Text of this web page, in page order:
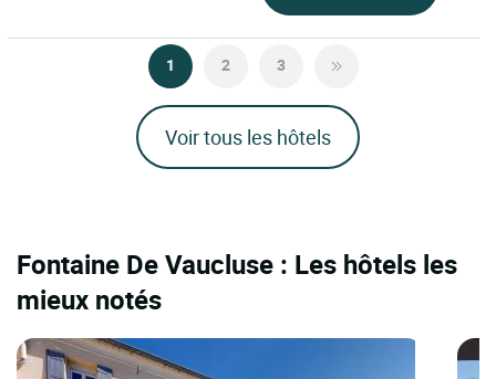
1 2 3
Voir tous les hôtels
Fontaine De Vaucluse : Les hôtels les
mieux notés